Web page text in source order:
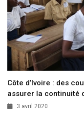
Côte d’Ivoire : des
assurer la continuité
3 avril 2020